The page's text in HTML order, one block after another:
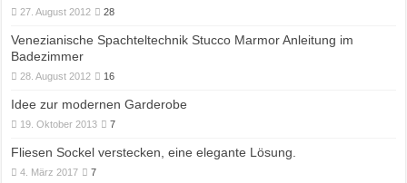
27. August 2012 28
Venezianische Spachteltechnik Stucco Marmor Anleitung im
Badezimmer
28. August 2012 16
Idee zur modernen Garderobe
19. Oktober 2013 7
Fliesen Sockel verstecken, eine elegante Lösung.
4. März 2017 7